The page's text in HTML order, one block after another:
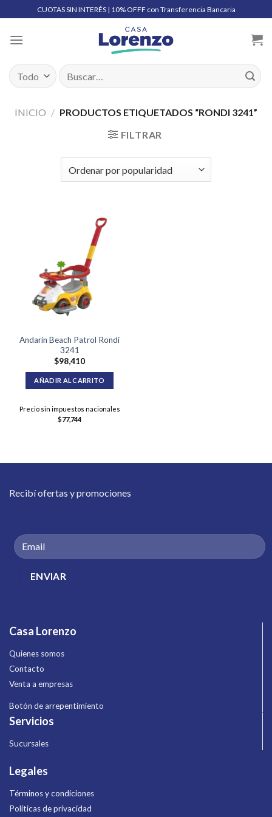
to
content
CUOTAS SIN INTERÉS | 10% OFFF con Transferencia Bancaria
Buscar
por:
INICIO / PRODUCTOS ETIQUETADOS “RONDI 3241”
FILTRAR
Andarín Beach Patrol Rondi
3241
$98,410
AÑADIR AL CARRITO
Precio sin impuestos nacionales
$77,744
Recibí ofertas y promociones
Casa Lorenzo
Quienes somos
Contacto
Venta a empresas
Botón de arrepentimiento
Servicios
Sucursales
Legales
Términos y condiciones
Políticas de privacidad